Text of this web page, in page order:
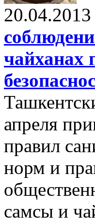
20.04.2013
чайханах
апреля
правил
норм и
самсы и